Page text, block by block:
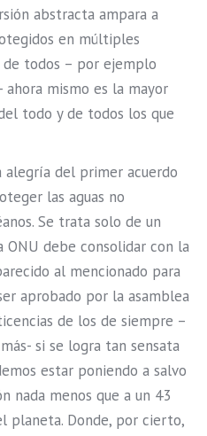
abstracta ampara a
en múltiples
de todos – por ejemplo
mismo es la mayor
todo y de todos los que
alegría del primer acuerdo
las aguas no
Se trata solo de un
ONU debe consolidar con la
al mencionado para
aprobado por la asamblea
de los de siempre –
si se logra tan sensata
estar poniendo a salvo
nada menos que a un 43
planeta. Donde, por cierto,